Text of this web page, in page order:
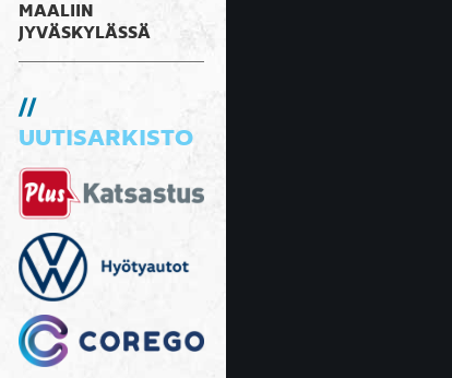
MAALIIN
JYVÄSKYLÄSSÄ
UUTISARKISTO